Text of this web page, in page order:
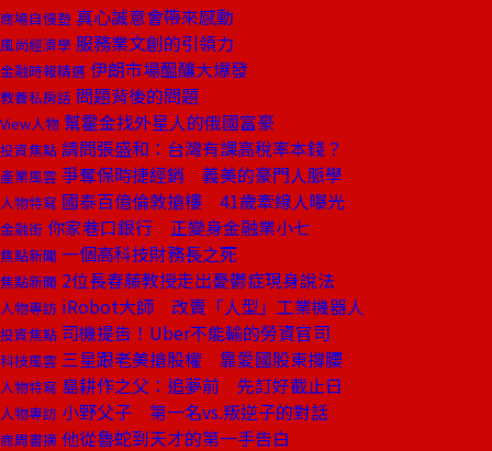
商場自慢塾 真心誠意會帶來感動
風尚經濟學 服務業文創的引領力
金融時報精選 伊朗市場醞釀大爆發
教養私房話 問題背後的問題
View人物 幫霍金找外星人的俄國富豪
投資焦點 請問張盛和：台灣有課高稅率本錢？
產業風雲 爭奪保時捷經銷 義美的豪門人脈學
人物特寫 國泰百億倫敦搶樓 41歲牽線人曝光
金融街 你家巷口銀行 正變身金融業小七
焦點新聞 一個高科技財務長之死
焦點新聞 2位長春藤教授走出憂鬱症現身說法
人物專訪 iRobot大師 改賣「人型」工業機器人
投資焦點 司機提告！Uber不能輸的勞資官司
科技風雲 三星跟老美搶股權 靠愛國股東撐腰
人物特寫 島耕作之父：追夢前 先訂好截止日
人物專訪 小野父子 第一名vs.叛逆子的對話
商周書摘 他從魯蛇到天才的第一手告白